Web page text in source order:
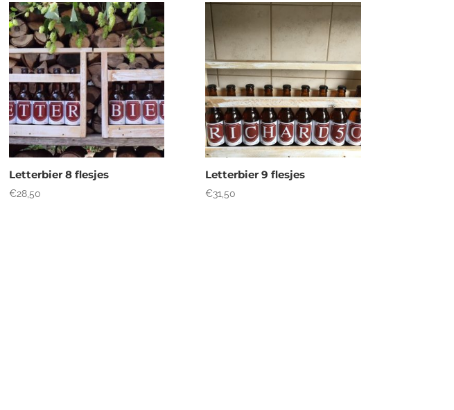
Letterbier 8 flesjes
€28,50
Letterbier 9 flesjes
€31,50